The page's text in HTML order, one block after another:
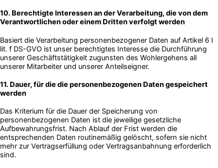
10. Berechtigte Interessen an der Verarbeitung, die von dem
Verantwortlichen oder einem Dritten verfolgt werden
Basiert die Verarbeitung personenbezogener Daten auf Artikel 6 I
lit. f DS-GVO ist unser berechtigtes Interesse die Durchführung
unserer Geschäftstätigkeit zugunsten des Wohlergehens all
unserer Mitarbeiter und unserer Anteilseigner.
11. Dauer, für die die personenbezogenen Daten gespeichert
werden
Das Kriterium für die Dauer der Speicherung von
personenbezogenen Daten ist die jeweilige gesetzliche
Aufbewahrungsfrist. Nach Ablauf der Frist werden die
entsprechenden Daten routinemäßig gelöscht, sofern sie nicht
mehr zur Vertragserfüllung oder Vertragsanbahnung erforderlich
sind.